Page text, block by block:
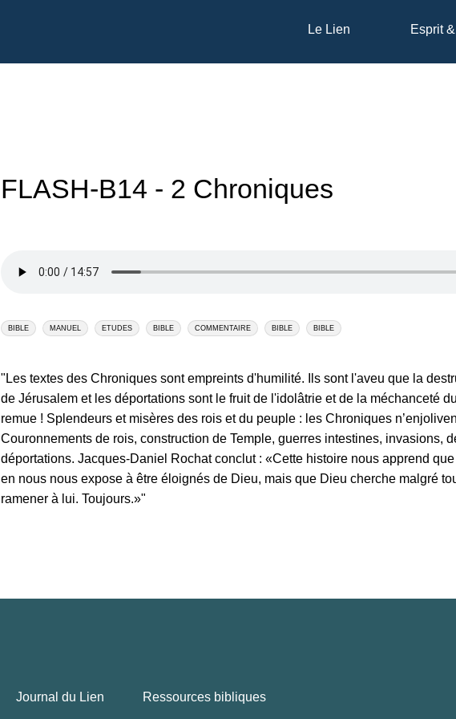
Le Lien Esprit
FLASH-B14 - 2 Chroniques
BIBLE MANUEL ETUDES BIBLE COMMENTAIRE BIBLE BIBLE
"Les textes des Chroniques sont empreints d'humilité. Ils sont l'aveu que la
de Jérusalem et les déportations sont le fruit de l'idolâtrie et de la méchanceté
remue ! Splendeurs et misères des rois et du peuple : les Chroniques
Couronnements de rois, construction de Temple, guerres intestines, invasions,
déportations. Jacques-Daniel Rochat conclut : «Cette histoire nous apprend
en nous nous expose à être éloignés de Dieu, mais que Dieu cherche malgré
ramener à lui. Toujours.»"
Journal du Lien Ressources bibliques